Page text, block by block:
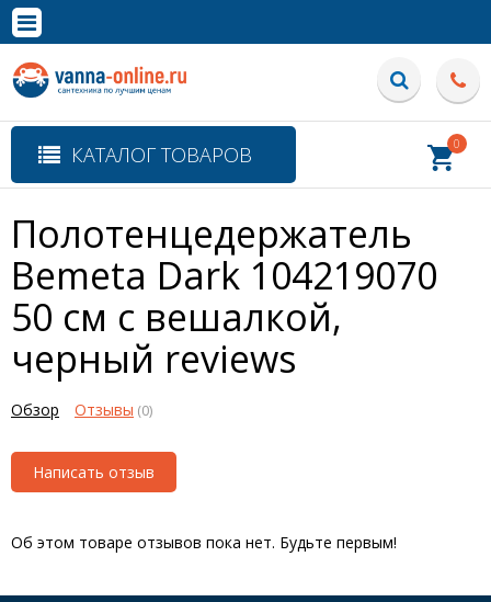
Полная версия сайта
КАТАЛОГ ТОВАРОВ 0
Полотенцедержатель
Bemeta Dark 104219070
50 см с вешалкой,
черный reviews
Обзор Отзывы (0)
Написать отзыв
Об этом товаре отзывов пока нет. Будьте первым!